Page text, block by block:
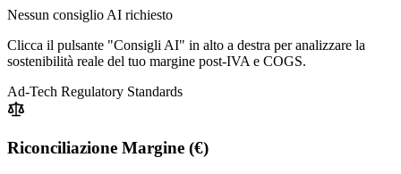
Nessun consiglio AI richiesto
Clicca il pulsante "Consigli AI" in alto a destra per analizzare la
sostenibilità reale del tuo margine post-IVA e COGS.
Ad-Tech Regulatory Standards
Riconciliazione Margine (€)